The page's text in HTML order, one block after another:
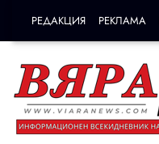
РЕДАКЦИЯ РЕКЛАМА